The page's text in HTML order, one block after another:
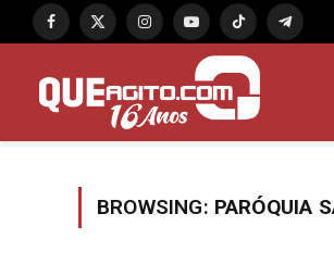
Facebook
X
InstagramYouTubeTikTok
BROWSING: PARÓQUIA